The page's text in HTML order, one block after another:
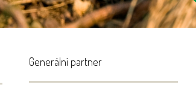
Generální partner